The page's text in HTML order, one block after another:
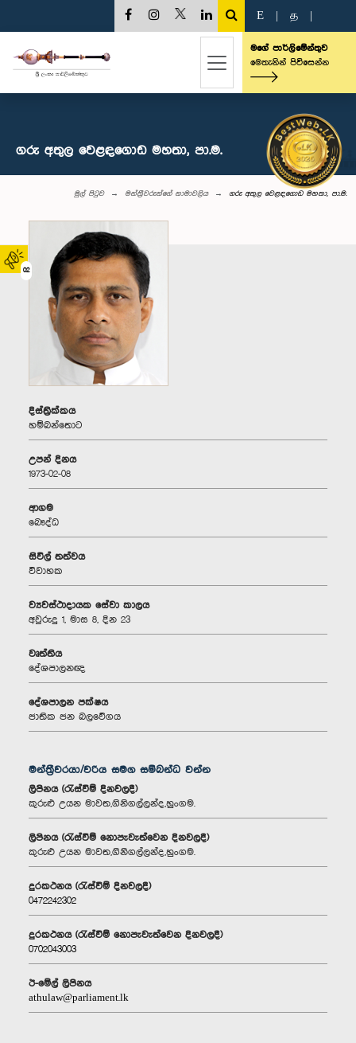
02
E த
මගේ පාර්ලිමේන්තුව
මෙතැනින් පිවිසෙන්න
ගරු අතුල වෙළඳගොඩ මහතා, පා.ම.
මුල් පිටුව මන්ත්‍රීවරුන්‌ගේ නාමාවලිය ගරු අතුල වෙළඳගොඩ මහතා, පා.ම.
දිස්ත්‍රික්කය
හම්බන්තොට
උපන් දිනය
1973-02-08
ආගම
බෞද්ධ
සිවිල් තත්වය
විවාහක
ව්‍යවස්ථාදායක සේවා කාලය
අවුරුදු 1, මාස 8, දින 23
වෘත්තිය
දේශපාලනඥ
දේශපාලන පක්ෂය
ජාතික ජන බලවේගය
මන්ත්‍රීවරයා/වරිය සමග සම්බන්ධ වන්න
ලිපිනය (රැස්වීම් දිනවලදී)
කුරුළු උයන මාවත,ගිනිගල්ලන්ද,හුංගම.
ලිපිනය (රැස්වීම් නොපැවැත්වෙන දිනවලදී)
කුරුළු උයන මාවත,ගිනිගල්ලන්ද,හුංගම.
දුරකථනය (රැස්වීම් දිනවලදී)
0472242302
දුරකථනය (රැස්වීම් නොපැවැත්වෙන දිනවලදී)
0702043003
ඊ-මේල් ලිපිනය
athulaw@parliament.lk